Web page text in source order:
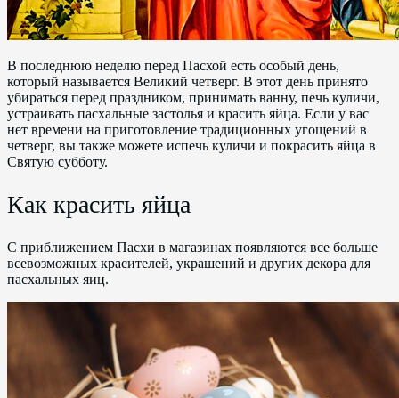
В последнюю неделю перед Пасхой есть особый день,
который называется Великий четверг. В этот день принято
убираться перед праздником, принимать ванну, печь куличи,
устраивать пасхальные застолья и красить яйца. Если у вас
нет времени на приготовление традиционных угощений в
четверг, вы также можете испечь куличи и покрасить яйца в
Святую субботу.
Как красить яйца
С приближением Пасхи в магазинах появляются все больше
всевозможных красителей, украшений и других декора для
пасхальных яиц.